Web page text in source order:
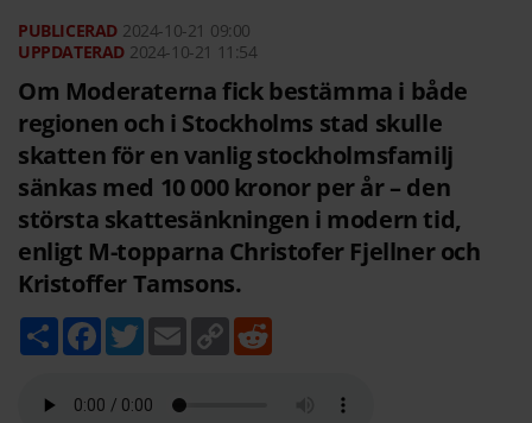
2024-10-21 09:00
2024-10-21 11:54
Om Moderaterna fick bestämma i både
regionen och i Stockholms stad skulle
skatten för en vanlig stockholmsfamilj
sänkas med 10 000 kronor per år – den
största skattesänkningen i modern tid,
enligt M-topparna Christofer Fjellner och
Kristoffer Tamsons.
D
e
F
b
T
w
t
E
m
C
o